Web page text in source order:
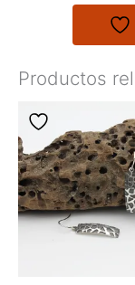
Productos